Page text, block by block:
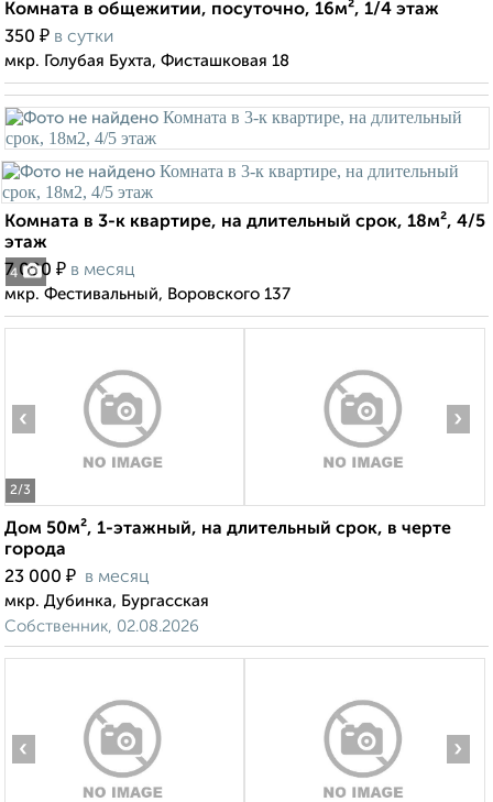
Комната в общежитии, посуточно, 16м², 1/4 этаж
350 ₽ в сутки
мкр. Голубая Бухта, Фисташковая 18
4
Комната в 3-к квартире, на длительный срок, 18м², 4/5
этаж
7 000 ₽ в месяц
мкр. Фестивальный, Воровского 137
2/3
‹ ›
Дом 50м², 1-этажный, на длительный срок, в черте
города
23 000 ₽ в месяц
мкр. Дубинка, Бургасская
Собственник, 02.08.2026
‹ ›